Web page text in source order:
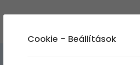
Cookie - Beállítások